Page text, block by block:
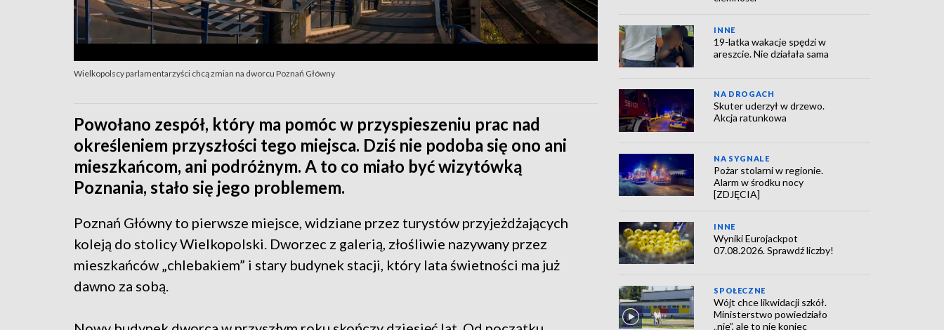
Wielkopolscy parlamentarzyści chcą zmian na dworcu Poznań Główny
Powołano zespół, który ma pomóc w przyspieszeniu prac nad
określeniem przyszłości tego miejsca. Dziś nie podoba się ono ani
mieszkańcom, ani podróżnym. A to co miało być wizytówką
Poznania, stało się jego problemem.
Poznań Główny to pierwsze miejsce, widziane przez turystów przyjeżdżających
koleją do stolicy Wielkopolski. Dworzec z galerią, złośliwie nazywany przez
mieszkańców „chlebakiem” i stary budynek stacji, który lata świetności ma już
dawno za sobą.
INNE
19-latka wakacje spędzi w
areszcie. Nie działała sama
NA DROGACH
Skuter uderzył w drzewo.
Akcja ratunkowa
NA SYGNALE
Pożar stolarni w regionie.
Alarm w środku nocy
[ZDJĘCIA]
INNE
Wyniki Eurojackpot
07.08.2026. Sprawdź liczby!
SPOŁECZNE
Wójt chce likwidacji szkół.
Ministerstwo powiedziało
„nie”, ale to nie koniec